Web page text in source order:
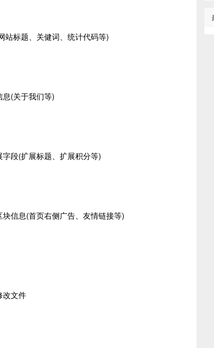
站标题、关健词、统计代码等)
(关于我们等)
段(扩展标题、扩展积分等)
信息(首页右侧广告、友情链接等)
改文件